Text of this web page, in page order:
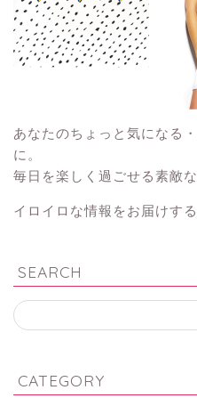
あなたのちょっと気になる
に。
毎日を楽しく過ごせる素敵な
イロイロな情報をお届けす
SEARCH
CATEGORY